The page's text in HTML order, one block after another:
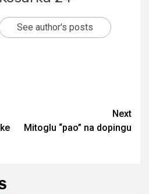
See author's posts
Next
Mitoglu “pao” na dopingu